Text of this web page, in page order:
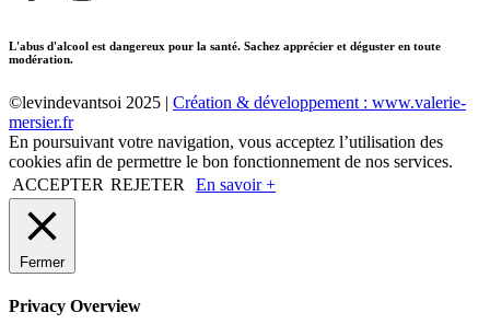
L'abus d'alcool est dangereux pour la santé. Sachez apprécier et déguster en toute
modération.
©levindevantsoi 2025 | Création & développement : www.valerie-
mersier.fr
En poursuivant votre navigation, vous acceptez l’utilisation des
cookies afin de permettre le bon fonctionnement de nos services.
ACCEPTER REJETER En savoir +
Fermer
Privacy Overview